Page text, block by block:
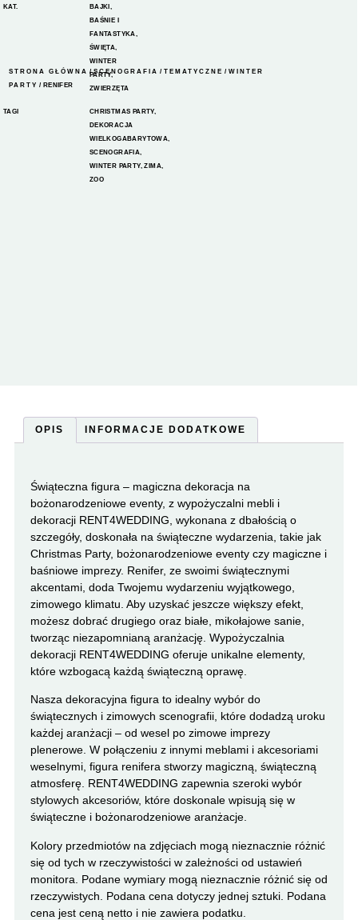
KAT.
BAJKI,
BAŚNIE I
FANTASTYKA
ŚWIĘTA
WINTER
PARTY,
ZWIERZĘTA
TAGI CHRISTMAS PARTY,
DEKORACJA
WIELKOGABARYTOWA
SCENOGRAFIA
WINTER PARTY,ZIMA
ZOO
STRONA GŁÓWNA /SCENOGRAFIA /TEMATYCZNE /WINTER
PARTY / RENIFER
OPIS INFORMACJE DODATKOWE
Świąteczna figura – magiczna dekoracja na
bożonarodzeniowe eventy, z wypożyczalni mebli i
dekoracji RENT4WEDDING, wykonana z dbałością o
szczegóły, doskonała na świąteczne wydarzenia, takie jak
Christmas Party, bożonarodzeniowe eventy czy magiczne i
baśniowe imprezy. Renifer, ze swoimi świątecznymi
akcentami, doda Twojemu wydarzeniu wyjątkowego,
zimowego klimatu. Aby uzyskać jeszcze większy efekt,
możesz dobrać drugiego oraz białe, mikołajowe sanie,
tworząc niezapomnianą aranżację. Wypożyczalnia
dekoracji RENT4WEDDING oferuje unikalne elementy,
które wzbogacą każdą świąteczną oprawę.
Nasza dekoracyjna figura to idealny wybór do
świątecznych i zimowych scenografii, które dodadzą uroku
każdej aranżacji – od wesel po zimowe imprezy
plenerowe. W połączeniu z innymi meblami i akcesoriami
weselnymi, figura renifera stworzy magiczną, świąteczną
atmosferę. RENT4WEDDING zapewnia szeroki wybór
stylowych akcesoriów, które doskonale wpisują się w
świąteczne i bożonarodzeniowe aranżacje.
Kolory przedmiotów na zdjęciach mogą nieznacznie różnić
się od tych w rzeczywistości w zależności od ustawień
monitora. Podane wymiary mogą nieznacznie różnić się od
rzeczywistych. Podana cena dotyczy jednej sztuki. Podana
cena jest ceną netto i nie zawiera podatku.